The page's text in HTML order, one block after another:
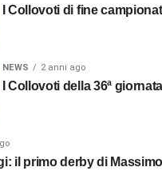
I Collovoti di fine
NEWS 2 anni ago
I Collovoti della 36ª giornata
il primo derby di